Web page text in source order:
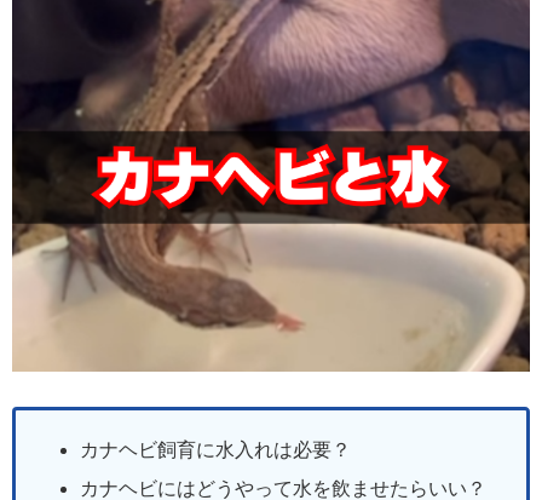
カナヘビ飼育に水入れは必要？
カナヘビにはどうやって水を飲ませたらいい？